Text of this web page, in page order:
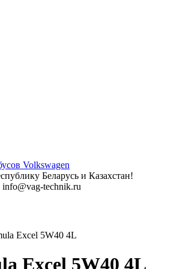
Беларусь и Казахстан!
info@vag-technik.ru
Excel 5W40 4L
Excel 5W40 4L